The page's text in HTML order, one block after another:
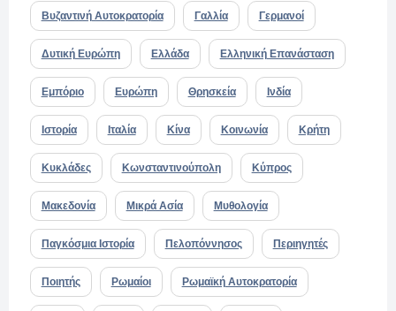
Βυζαντινή Αυτοκρατορία Γαλλία Γερμανοί
Δυτική Ευρώπη Ελλάδα Ελληνική Επανάσταση
Εμπόριο Ευρώπη Θρησκεία Ινδία
Ιστορία Ιταλία Κίνα Κοινωνία Κρήτη
Κυκλάδες Κωνσταντινούπολη Κύπρος
Μακεδονία Μικρά Ασία Μυθολογία
Παγκόσμια Ιστορία Πελοπόννησος Περιηγητές
Ποιητής Ρωμαίοι Ρωμαϊκή Αυτοκρατορία